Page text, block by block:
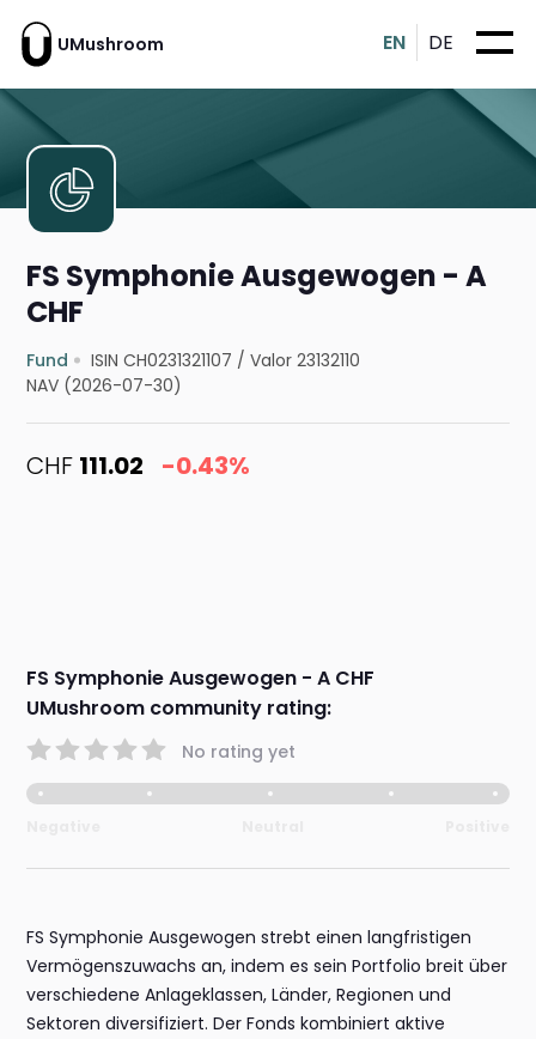
UMushroom EN DE
FS Symphonie Ausgewogen - A
CHF
Fund ISIN CH0231321107 /Valor 23132110
NAV (2026-07-30)
CHF 111.02 -0.43%
FS Symphonie Ausgewogen - A CHF
UMushroom community rating:
No rating yet
FS Symphonie Ausgewogen strebt einen langfristigen
Vermögenszuwachs an, indem es sein Portfolio breit über
verschiedene Anlageklassen, Länder, Regionen und
Sektoren diversifiziert. Der Fonds kombiniert aktive